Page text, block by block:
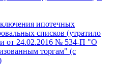
ипотечных
списков (утратило
от 24.02.2016 № 534-П "О
торгам" (с